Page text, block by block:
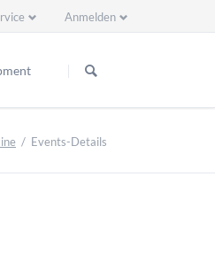
Anmelden
überspringen
Events-Details